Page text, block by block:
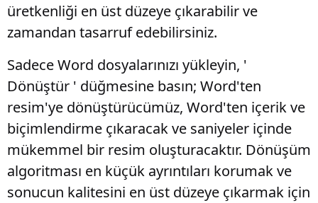
üretkenliği en üst düzeye çıkarabilir ve
zamandan tasarruf edebilirsiniz.
Sadece Word dosyalarınızı yükleyin, '
Dönüştür ' düğmesine basın; Word'ten
resim'ye dönüştürücümüz, Word'ten içerik ve
biçimlendirme çıkaracak ve saniyeler içinde
mükemmel bir resim oluşturacaktır. Dönüşüm
algoritması en küçük ayrıntıları korumak ve
sonucun kalitesini en üst düzeye çıkarmak için